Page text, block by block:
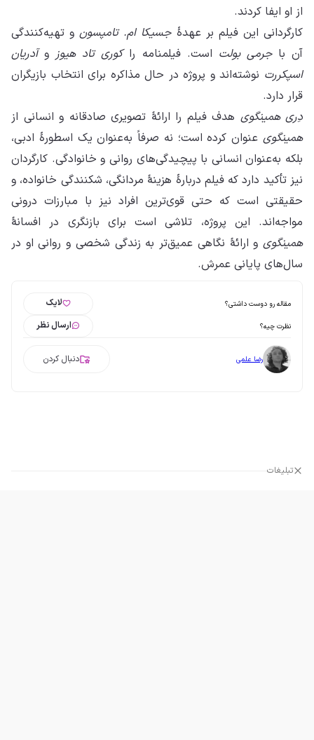
از او ایفا کردند.
کارگردانی این فیلم بر عهدهٔجسیکا ام. تامپسونو تهیه‌کنندگی
آن باجرمی بولت است. فیلمنامه راکوری تاد هیوزوآدریان
اسپکررت نوشته‌اند و پروژه در حال مذاکره برای انتخاب بازیگران
قرار دارد.
دِری همینگوی هدف فیلم را ارائهٔ تصویری صادقانه و انسانی از
همینگوی عنوان کرده است؛ نه صرفاً به‌عنوان یک اسطورهٔ ادبی،
بلکه به‌عنوان انسانی با پیچیدگی‌های روانی و خانوادگی. کارگردان
نیز تأکید دارد که فیلم دربارهٔ هزینهٔ مردانگی، شکنندگی خانواده، و
حقیقتی است که حتی قوی‌ترین افراد نیز با مبارزات درونی
مواجه‌اند. این پروژه، تلاشی است برای بازنگری در افسانهٔ
همینگوی و ارائهٔ نگاهی عمیق‌تر به زندگی شخصی و روانی او در
سال‌های پایانی عمرش.
مقاله رو دوست داشتی؟ لایک
نظرت چیه؟ ارسال نظر
رضا علمی دنبال کردن
تبلیغات